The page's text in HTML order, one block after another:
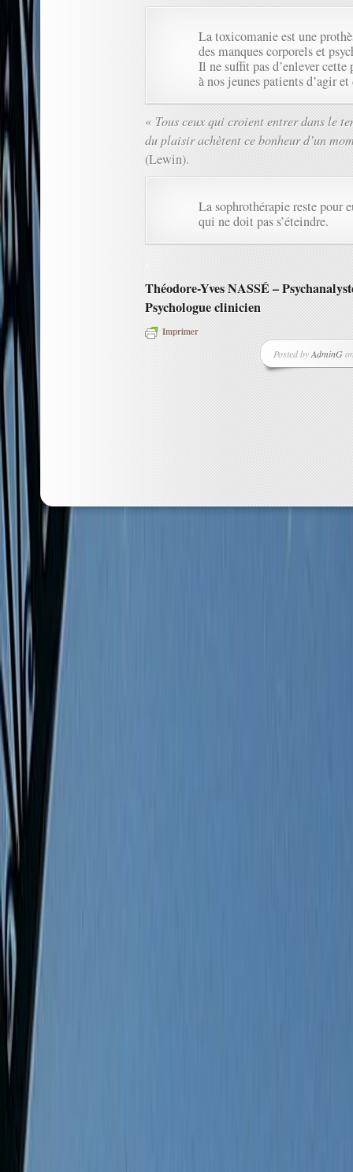
La toxicomanie est une
des manques corporels et
Il ne suffit pas d’enlever cette
à nos jeunes patients d’agir
« Tous ceux qui croient entrer dans le
du plaisir achètent ce bonheur d’un
(Lewin).
La sophrothérapie reste pour
qui ne doit pas s’éteindre.
Théodore-Yves NASSÉ –
Psychologue clinicien
Imprimer
Posted byAdminG